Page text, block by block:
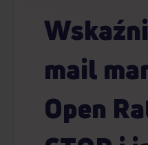
mail
Open